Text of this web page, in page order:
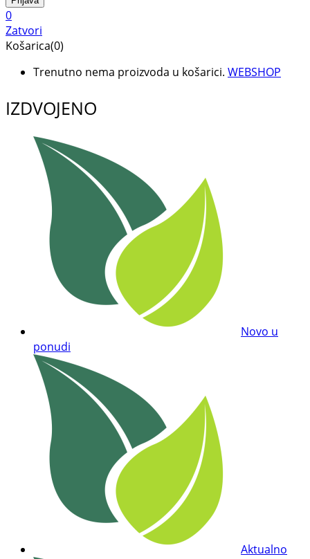
0
Zatvori
Košarica(0)
Trenutno nema proizvoda u košarici. WEBSHOP
IZDVOJENO
Novo u
ponudi
Aktualno